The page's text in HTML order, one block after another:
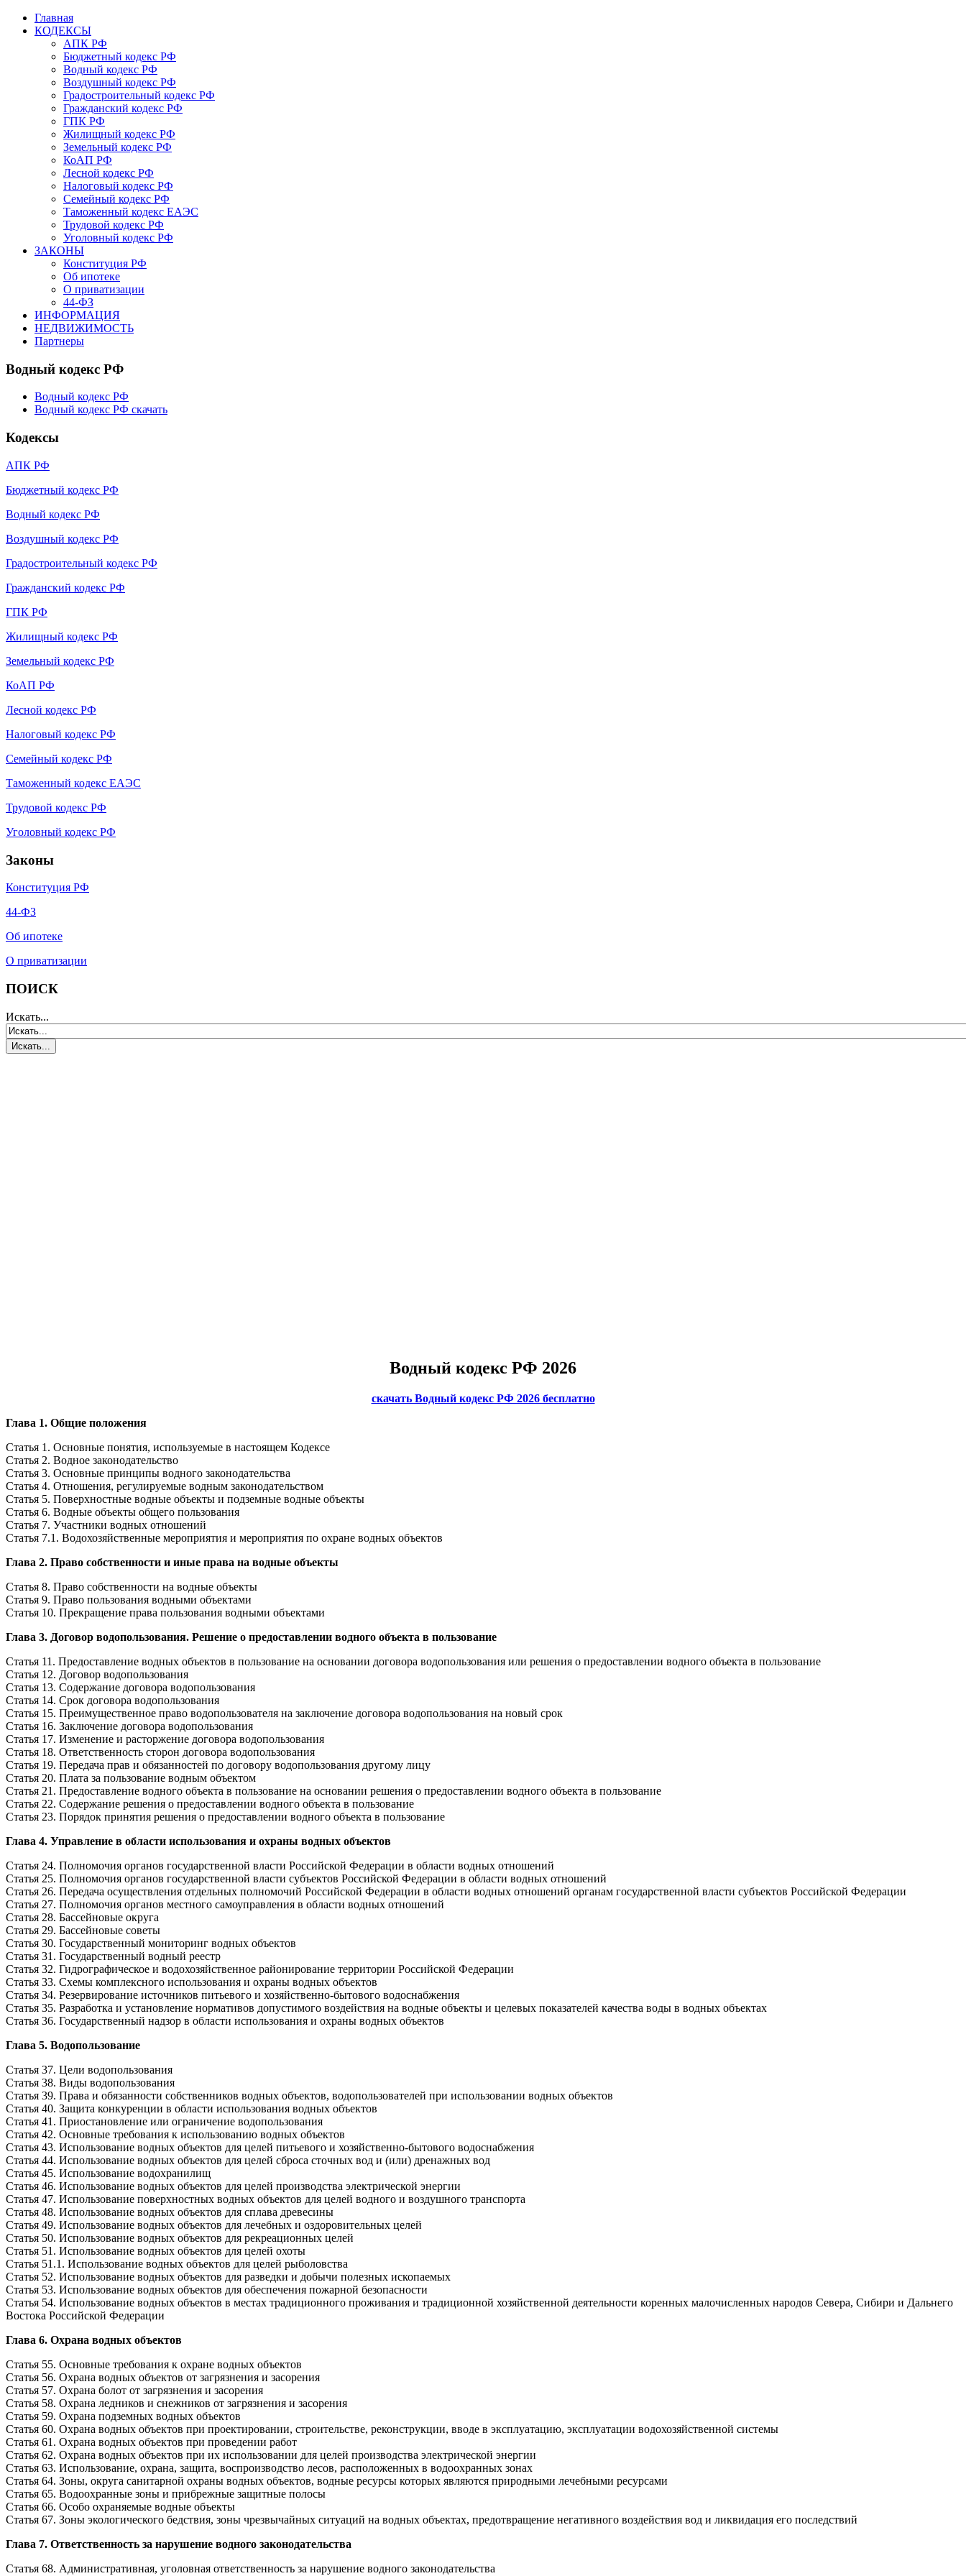
Главная
КОДЕКСЫ
АПК РФ
Бюджетный кодекс РФ
Водный кодекс РФ
Воздушный кодекс РФ
Градостроительный кодекс РФ
Гражданский кодекс РФ
ГПК РФ
Жилищный кодекс РФ
Земельный кодекс РФ
КоАП РФ
Лесной кодекс РФ
Налоговый кодекс РФ
Семейный кодекс РФ
Таможенный кодекс ЕАЭС
Трудовой кодекс РФ
Уголовный кодекс РФ
ЗАКОНЫ
Конституция РФ
Об ипотеке
О приватизации
44-ФЗ
ИНФОРМАЦИЯ
НЕДВИЖИМОСТЬ
Партнеры
Водный кодекс РФ
Водный кодекс РФ
Водный кодекс РФ скачать
Кодексы
АПК РФ
Бюджетный кодекс РФ
Водный кодекс РФ
Воздушный кодекс РФ
Градостроительный кодекс РФ
Гражданский кодекс РФ
ГПК РФ
Жилищный кодекс РФ
Земельный кодекс РФ
КоАП РФ
Лесной кодекс РФ
Налоговый кодекс РФ
Семейный кодекс РФ
Таможенный кодекс ЕАЭС
Трудовой кодекс РФ
Уголовный кодекс РФ
Законы
Конституция РФ
44-ФЗ
Об ипотеке
О приватизации
ПОИСК
Искать...
Водный кодекс РФ 2026
скачать Водный кодекс РФ 2026 бесплатно
Глава 1. Общие положения
Статья 1. Основные понятия, используемые в настоящем Кодексе
Статья 2. Водное законодательство
Статья 3. Основные принципы водного законодательства
Статья 4. Отношения, регулируемые водным законодательством
Статья 5. Поверхностные водные объекты и подземные водные объекты
Статья 6. Водные объекты общего пользования
Статья 7. Участники водных отношений
Статья 7.1. Водохозяйственные мероприятия и мероприятия по охране водных объектов
Глава 2. Право собственности и иные права на водные объекты
Статья 8. Право собственности на водные объекты
Статья 9. Право пользования водными объектами
Статья 10. Прекращение права пользования водными объектами
Глава 3. Договор водопользования. Решение о предоставлении водного объекта в пользование
Статья 11. Предоставление водных объектов в пользование на основании договора водопользования или решения о предоставлении водного объекта в пользование
Статья 12. Договор водопользования
Статья 13. Содержание договора водопользования
Статья 14. Срок договора водопользования
Статья 15. Преимущественное право водопользователя на заключение договора водопользования на новый срок
Статья 16. Заключение договора водопользования
Статья 17. Изменение и расторжение договора водопользования
Статья 18. Ответственность сторон договора водопользования
Статья 19. Передача прав и обязанностей по договору водопользования другому лицу
Статья 20. Плата за пользование водным объектом
Статья 21. Предоставление водного объекта в пользование на основании решения о предоставлении водного объекта в пользование
Статья 22. Содержание решения о предоставлении водного объекта в пользование
Статья 23. Порядок принятия решения о предоставлении водного объекта в пользование
Глава 4. Управление в области использования и охраны водных объектов
Статья 24. Полномочия органов государственной власти Российской Федерации в области водных отношений
Статья 25. Полномочия органов государственной власти субъектов Российской Федерации в области водных отношений
Статья 26. Передача осуществления отдельных полномочий Российской Федерации в области водных отношений органам государственной власти субъектов Российской Федерации
Статья 27. Полномочия органов местного самоуправления в области водных отношений
Статья 28. Бассейновые округа
Статья 29. Бассейновые советы
Статья 30. Государственный мониторинг водных объектов
Статья 31. Государственный водный реестр
Статья 32. Гидрографическое и водохозяйственное районирование территории Российской Федерации
Статья 33. Схемы комплексного использования и охраны водных объектов
Статья 34. Резервирование источников питьевого и хозяйственно-бытового водоснабжения
Статья 35. Разработка и установление нормативов допустимого воздействия на водные объекты и целевых показателей качества воды в водных объектах
Статья 36. Государственный надзор в области использования и охраны водных объектов
Глава 5. Водопользование
Статья 37. Цели водопользования
Статья 38. Виды водопользования
Статья 39. Права и обязанности собственников водных объектов, водопользователей при использовании водных объектов
Статья 40. Защита конкуренции в области использования водных объектов
Статья 41. Приостановление или ограничение водопользования
Статья 42. Основные требования к использованию водных объектов
Статья 43. Использование водных объектов для целей питьевого и хозяйственно-бытового водоснабжения
Статья 44. Использование водных объектов для целей сброса сточных вод и (или) дренажных вод
Статья 45. Использование водохранилищ
Статья 46. Использование водных объектов для целей производства электрической энергии
Статья 47. Использование поверхностных водных объектов для целей водного и воздушного транспорта
Статья 48. Использование водных объектов для сплава древесины
Статья 49. Использование водных объектов для лечебных и оздоровительных целей
Статья 50. Использование водных объектов для рекреационных целей
Статья 51. Использование водных объектов для целей охоты
Статья 51.1. Использование водных объектов для целей рыболовства
Статья 52. Использование водных объектов для разведки и добычи полезных ископаемых
Статья 53. Использование водных объектов для обеспечения пожарной безопасности
Статья 54. Использование водных объектов в местах традиционного проживания и традиционной хозяйственной деятельности коренных малочисленных народов Севера, Сибири и Дальнего
Востока Российской Федерации
Глава 6. Охрана водных объектов
Статья 55. Основные требования к охране водных объектов
Статья 56. Охрана водных объектов от загрязнения и засорения
Статья 57. Охрана болот от загрязнения и засорения
Статья 58. Охрана ледников и снежников от загрязнения и засорения
Статья 59. Охрана подземных водных объектов
Статья 60. Охрана водных объектов при проектировании, строительстве, реконструкции, вводе в эксплуатацию, эксплуатации водохозяйственной системы
Статья 61. Охрана водных объектов при проведении работ
Статья 62. Охрана водных объектов при их использовании для целей производства электрической энергии
Статья 63. Использование, охрана, защита, воспроизводство лесов, расположенных в водоохранных зонах
Статья 64. Зоны, округа санитарной охраны водных объектов, водные ресурсы которых являются природными лечебными ресурсами
Статья 65. Водоохранные зоны и прибрежные защитные полосы
Статья 66. Особо охраняемые водные объекты
Статья 67. Зоны экологического бедствия, зоны чрезвычайных ситуаций на водных объектах, предотвращение негативного воздействия вод и ликвидация его последствий
Глава 7. Ответственность за нарушение водного законодательства
Статья 68. Административная, уголовная ответственность за нарушение водного законодательства